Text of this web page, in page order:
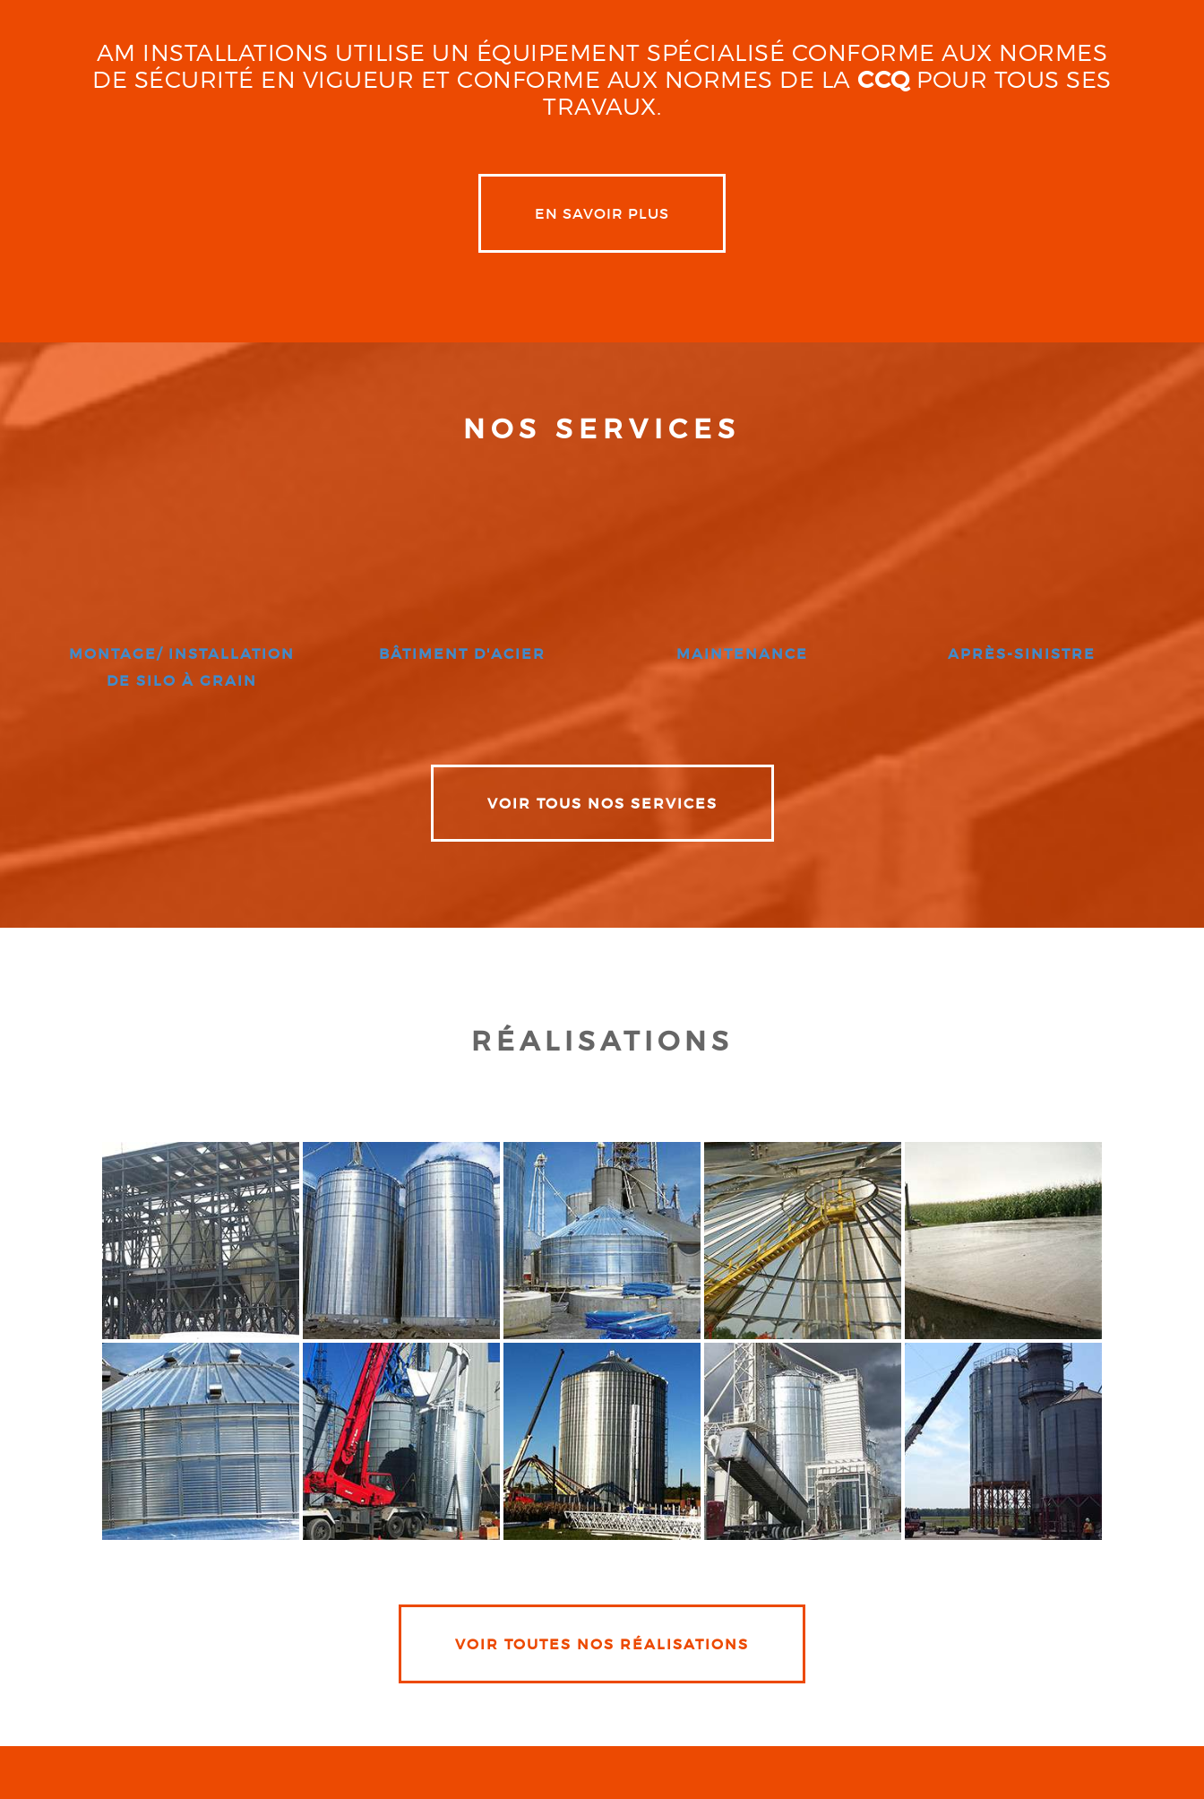
AM INSTALLATIONS UTILISE UN ÉQUIPEMENT SPÉCIALISÉ CONFORME AUX NORMES
DE SÉCURITÉ EN VIGUEUR ET CONFORME AUX NORMES DE LA CCQPOUR TOUS SES
TRAVAUX.
EN SAVOIR PLUS
NOS SERVICES
MONTAGE/ INSTALLATION
DE SILO À GRAIN
BÂTIMENT D'ACIER MAINTENANCE APRÈS-SINISTRE
VOIR TOUS NOS SERVICES
RÉALISATIONS
CLIQUEZ POUR AGRANDIR CLIQUEZ POUR AGRANDIR CLIQUEZ POUR AGRANDIR CLIQUEZ POUR AGRANDIR CLIQUEZ POUR AGRANDIR
VOIR TOUTES NOS RÉALISATIONS